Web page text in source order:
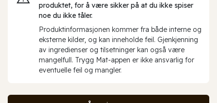
produktet, for å være sikker på at du ikke spiser
noe du ikke tåler.
Produktinformasjonen kommer fra både interne og
eksterne kilder, og kan inneholde feil. Gjenkjenning
av ingredienser og tilsetninger kan også være
mangelfull. Trygg Mat-appen er ikke ansvarlig for
eventuelle feil og mangler.